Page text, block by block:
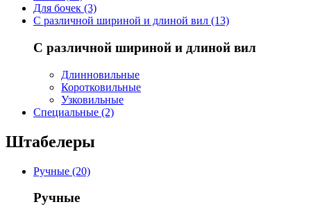
Для бочек (3)
С различной шириной и длиной вил (13)
С различной шириной и длиной вил
Длинновильные
Коротковильные
Узковильные
Cпециальные (2)
Штабелеры
Ручные (20)
Ручные